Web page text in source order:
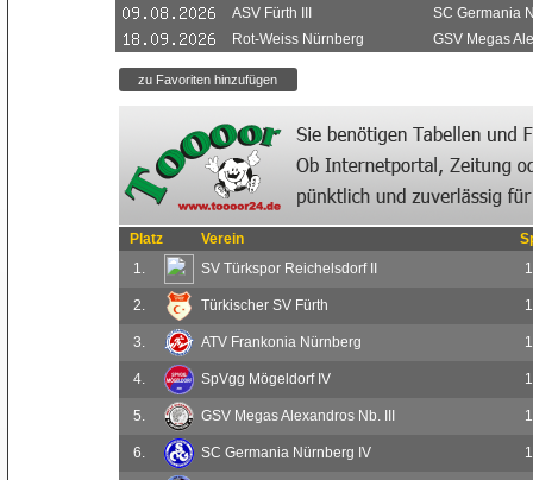
ASV Fürth III
SC Germania
Rot-Weiss Nürnberg
GSV Megas
Platz Verein
1.
SV Türkspor Reichelsdorf II 1
2. Türkischer SV Fürth 1
3. ATV Frankonia Nürnberg 1
4. SpVgg Mögeldorf IV 1
5. GSV Megas Alexandros Nb. III 1
6. SC Germania Nürnberg IV 1